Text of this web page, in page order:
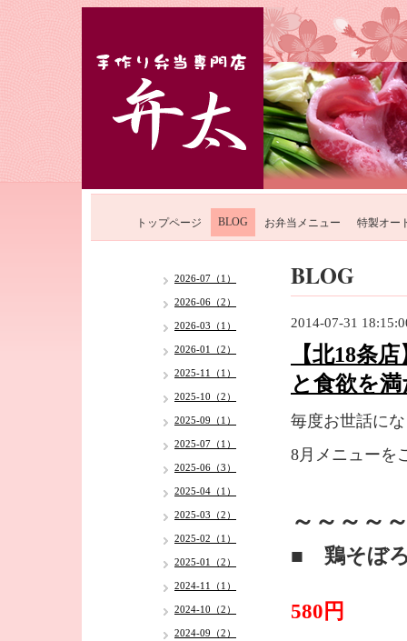
トップページ BLOG お弁当メニュー 特製オー
BLOG
2014-07-31
【北18条
と食欲を
毎度お世話に
8月メニューを
～～～～
■ 鶏そぼ
580円
2026-07（1）
2026-06（2）
2026-03（1）
2026-01（2）
2025-11（1）
2025-10（2）
2025-09（1）
2025-07（1）
2025-06（3）
2025-04（1）
2025-03（2）
2025-02（1）
2025-01（2）
2024-11（1）
2024-10（2）
2024-09（2）